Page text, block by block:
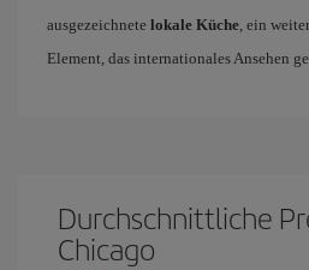
ausgezeichnete lokale Küche, ein
Element, das internationales Ansehen
Durchschnittliche
Chicago